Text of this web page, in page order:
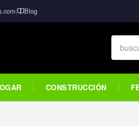
| Blog
CONSTRUCCIÓN